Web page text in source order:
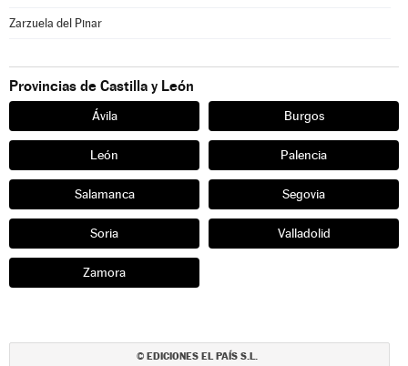
Zarzuela del Pinar
Provincias de Castilla y León
Ávila Burgos
León Palencia
Salamanca Segovia
Soria Valladolid
Zamora
© EDICIONES EL PAÍS S.L.